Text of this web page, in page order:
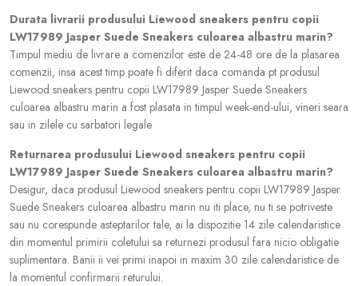
Durata livrarii produsului Liewood sneakers pentru copii
LW17989 Jasper Suede Sneakers culoarea albastru marin?
Timpul mediu de livrare a comenzilor este de 24-48 ore de la plasarea
comenzii, insa acest timp poate fi diferit daca comanda pt produsul
Liewood sneakers pentru copii LW17989 Jasper Suede Sneakers
culoarea albastru marin a fost plasata in timpul week-end-ului, vineri seara
sau in zilele cu sarbatori legale
Returnarea produsului Liewood sneakers pentru copii
LW17989 Jasper Suede Sneakers culoarea albastru marin?
Desigur, daca produsul Liewood sneakers pentru copii LW17989 Jasper
Suede Sneakers culoarea albastru marin nu iti place, nu ti se potriveste
sau nu corespunde asteptarilor tale, ai la dispozitie 14 zile calendaristice
din momentul primirii coletului sa returnezi produsul fara nicio obligatie
suplimentara. Banii ii vei primi inapoi in maxim 30 zile calendaristice de
la momentul confirmarii returului.